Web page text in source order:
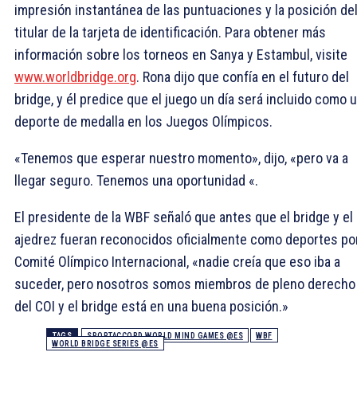
impresión instantánea de las puntuaciones y la posición
titular de la tarjeta de identificación. Para obtener más
información sobre los torneos en Sanya y Estambul, visite
www.worldbridge.org. Rona dijo que confía en el futuro del
bridge, y él predice que el juego un día será incluido como
deporte de medalla en los Juegos Olímpicos.
«Tenemos que esperar nuestro momento», dijo, «pero va a
llegar seguro. Tenemos una oportunidad «.
El presidente de la WBF señaló que antes que el bridge y el
ajedrez fueran reconocidos oficialmente como deportes
Comité Olímpico Internacional, «nadie creía que eso iba a
suceder, pero nosotros somos miembros de pleno derecho
del COI y el bridge está en una buena posición.»
TAGS SPORTACCORD WORLD MIND GAMES @ES
WBF
WORLD BRIDGE SERIES @ES